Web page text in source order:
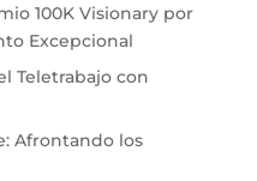
100K Visionary por
Excepcional
Teletrabajo con
Afrontando los